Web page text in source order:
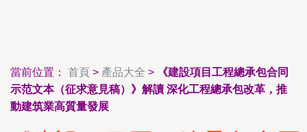
當前位置： 首頁 > 產品大全 >
《建設項目工程總承包合同
示范文本（征求意見稿）》解讀 深化工程總承包改革，推
動建筑業高質量發展